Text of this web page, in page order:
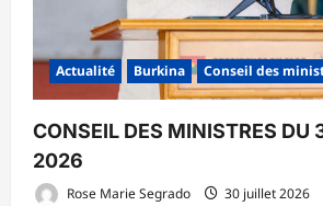
Actualité Burkina Conseil des
CONSEIL DES MINISTRES DU
2026
Rose Marie Segrado 30 juillet 2026